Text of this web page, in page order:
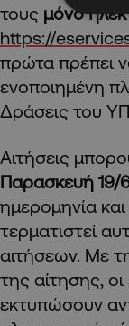
τους μόνο
https://
πρώτα πρέπει
ενοποιημένη
Δράσεις του
Αιτήσεις
Παρασκευή 19/
ημερομηνία
τερματιστεί
αιτήσεων. Με
της αίτησης,
εκτυπώσουν